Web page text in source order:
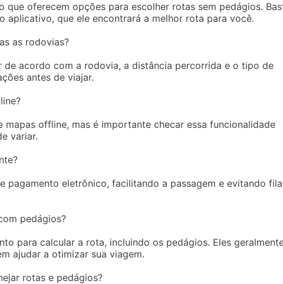
oferecem opções para escolher rotas sem pedágios.
aplicativo, que ele encontrará a melhor rota para você.
as rodovias?
de acordo com a rodovia, a distância percorrida e o tipo de
antes de viajar.
offline, mas é importante checar essa funcionalidade
variar.
pagamento eletrônico, facilitando a passagem e evitando
pedágios?
para calcular a rota, incluindo os pedágios. Eles
ajudar a otimizar sua viagem.
rotas e pedágios?